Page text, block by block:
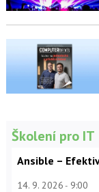
Školení pro IT
Ansible –
14. 9. 2026 9:00